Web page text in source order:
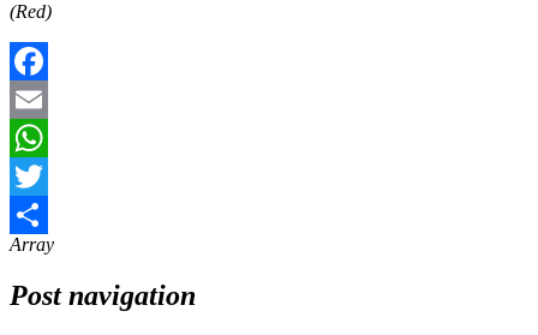
(Red)
Facebook
Email
WhatsApp
Twitter
Share
Array
Post navigation